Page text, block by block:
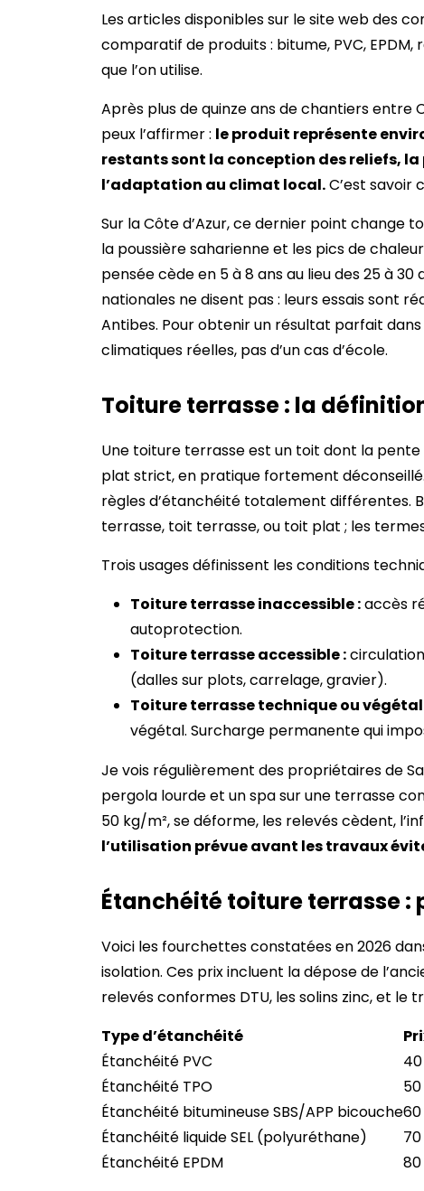
Les articles disponibles sur le site web des
comparatif de produits : bitume, PVC,
que l’on utilise.
Après plus de quinze ans de chantiers entre
peux l’affirmer : le produit représente
restants sont la conception des reliefs,
l’adaptation au climat local.C’est savoir
Sur la Côte d’Azur, ce dernier point change
la poussière saharienne et les pics de
pensée cède en 5 à 8 ans au lieu des 25 à
nationales ne disent pas : leurs essais sont
Antibes. Pour obtenir un résultat parfait
climatiques réelles, pas d’un cas d’école.
Toiture terrasse : la
Une toiture terrasse est un toit dont la pente
plat strict, en pratique fortement
règles d’étanchéité totalement différentes.
terrasse, toit terrasse, ou toit plat ; les
Trois usages définissent les conditions
Toiture terrasse inaccessible :accès
autoprotection.
Toiture terrasse accessible :
(dalles sur plots, carrelage, gravier).
Toiture terrasse technique ou
végétal. Surcharge permanente qui
Je vois régulièrement des propriétaires de
pergola lourde et un spa sur une terrasse
50 kg/m², se déforme, les relevés cèdent,
l’utilisation prévue avant les travaux
Étanchéité toiture terrasse :
Voici les fourchettes constatées en 2026
isolation. Ces prix incluent la dépose de
relevés conformes DTU, les solins zinc, et le
Type d’étanchéité
Étanchéité PVC
40
Étanchéité TPO
50
Étanchéité bitumineuse SBS/APP bicouche60
Étanchéité liquide SEL (polyuréthane)
70
Étanchéité EPDM
80